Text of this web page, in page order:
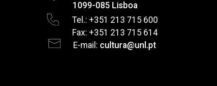
1099-085 Lisboa
Tel.: +351 213 715 600
Fax: +351 213 715 614
E-mail: cultura@unl.pt